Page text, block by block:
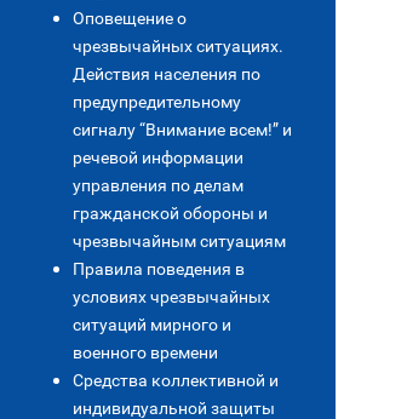
Оповещение о
чрезвычайных ситуациях.
Действия населения по
предупредительному
сигналу “Внимание всем!” и
речевой информации
управления по делам
гражданской обороны и
чрезвычайным ситуациям
Правила поведения в
условиях чрезвычайных
ситуаций мирного и
военного времени
Средства коллективной и
индивидуальной защиты